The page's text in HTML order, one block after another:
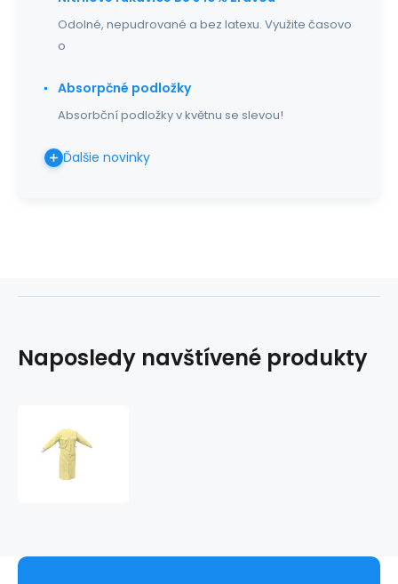
Odolné, nepudrované a bez latexu. Využite časovo
o
Absorpčné podložky
Absorbční podložky v květnu se slevou!
Ďalšie novinky
Naposledy navštívené produkty